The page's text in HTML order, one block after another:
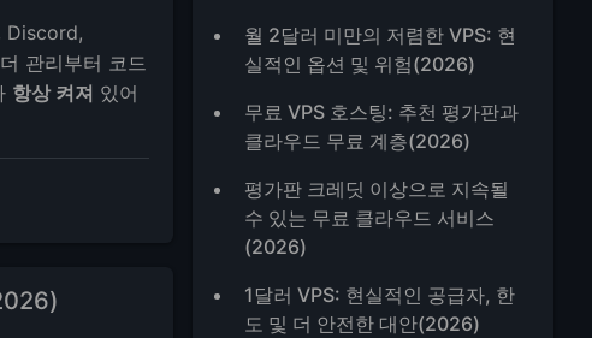
Discord,
관리부터 코드
항상 켜져 있어
월 2달러 미만의 저렴한 VPS: 현
실적인 옵션 및 위험(2026)
무료 VPS 호스팅: 추천 평가판과
클라우드 무료 계층(2026)
평가판 크레딧 이상으로 지속될
수 있는 무료 클라우드 서비스
(2026)
1달러 VPS: 현실적인 공급자, 한
도 및 더 안전한 대안(2026)